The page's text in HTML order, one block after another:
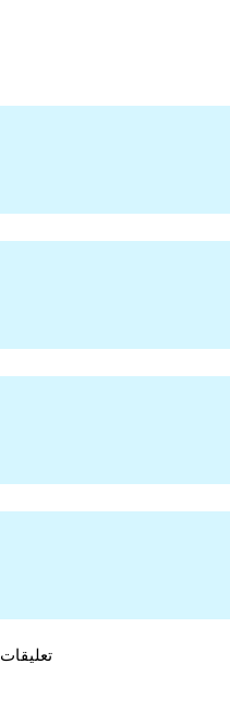
تعليقات FaceBook